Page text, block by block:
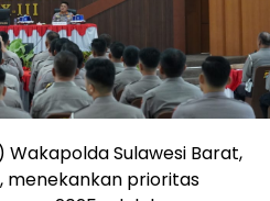
Sulawesi Barat,
menekankan prioritas